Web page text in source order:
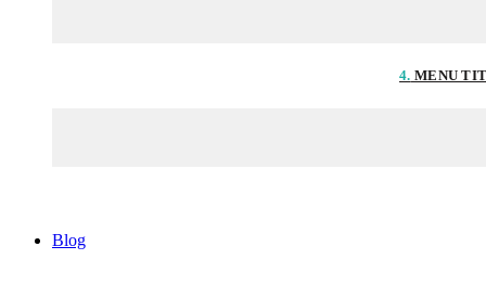
4. MENU
Blog